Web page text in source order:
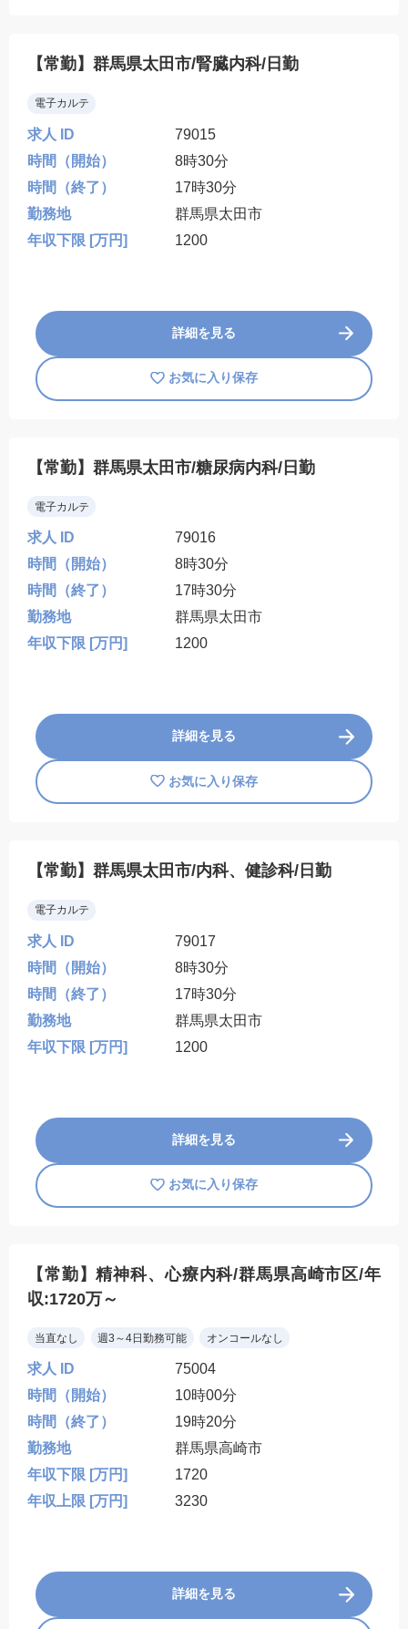
【常勤】群馬県太田市/腎臓内科/日勤
電子カルテ
求人 ID
79015
時間（開始）
8時30分
時間（終了）
17時30分
勤務地
群馬県太田市
年収下限 [万円]
1200
詳細を見る
お気に入り保存
【常勤】群馬県太田市/糖尿病内科/日勤
電子カルテ
求人 ID
79016
時間（開始）
8時30分
時間（終了）
17時30分
勤務地
群馬県太田市
年収下限 [万円]
1200
詳細を見る
お気に入り保存
【常勤】群馬県太田市/内科、健診科/日勤
電子カルテ
求人 ID
79017
時間（開始）
8時30分
時間（終了）
17時30分
勤務地
群馬県太田市
年収下限 [万円]
1200
詳細を見る
お気に入り保存
【常勤】精神科、心療内科/群馬県高崎市区/年
収:1720万～
当直なし 週3～4日勤務可能 オンコールなし
求人 ID
75004
時間（開始）
10時00分
時間（終了）
19時20分
勤務地
群馬県高崎市
年収下限 [万円]
1720
年収上限 [万円]
3230
詳細を見る